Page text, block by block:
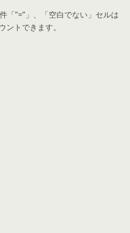
「”=”」、「空白でない」セルは
ントできます。